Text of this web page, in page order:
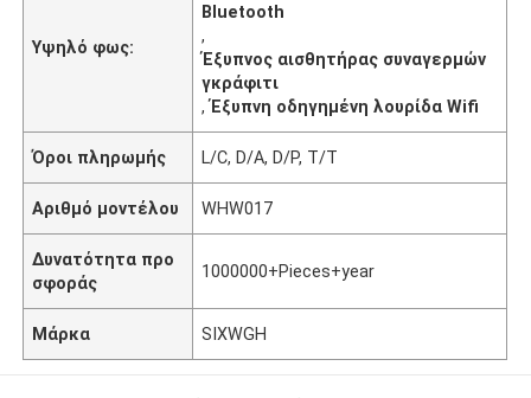
Υψηλό φως:
Bluetooth
,
Έξυπνος αισθητήρας συναγερμών
γκράφιτι
,Έξυπνη οδηγημένη λουρίδα Wifi
Όροι πληρωμής L/C, D/A, D/P, T/T
Αριθμό μοντέλου WHW017
Δυνατότητα προ
σφοράς
1000000+Pieces+year
Μάρκα SIXWGH